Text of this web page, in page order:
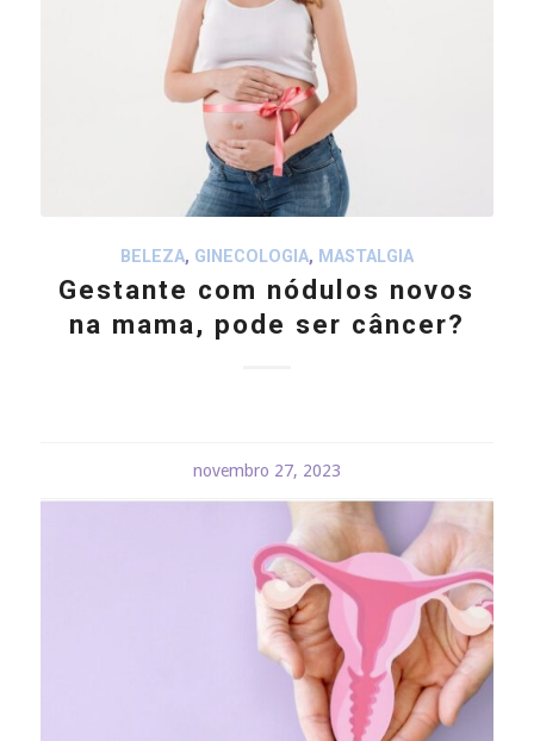
BELEZA, GINECOLOGIA, MASTALGIA
Gestante com nódulos novos
na mama, pode ser câncer?
novembro 27, 2023